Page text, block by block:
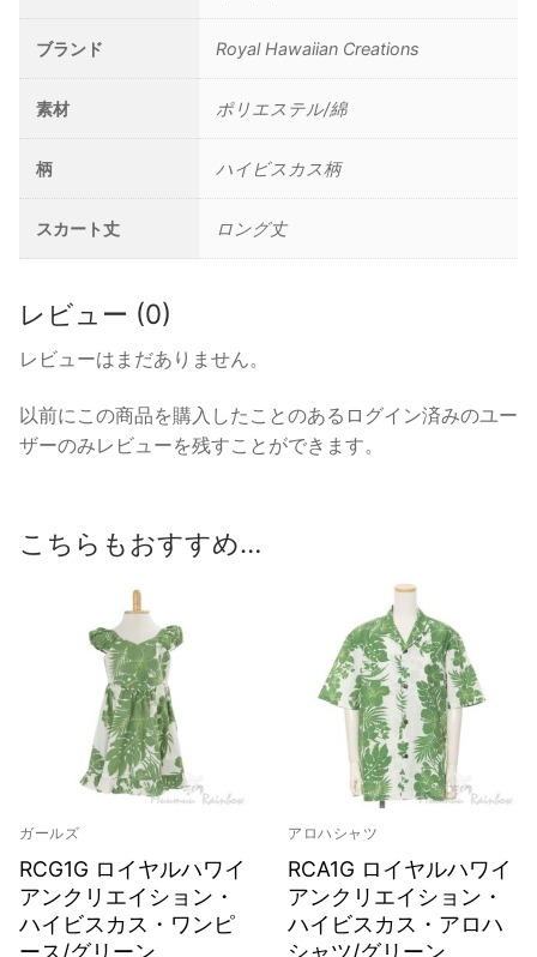
ブランド Royal Hawaiian Creations
素材 ポリエステル/綿
柄 ハイビスカス柄
スカート丈 ロング丈
レビュー (0)
レビューはまだありません。
以前にこの商品を購入したことのあるログイン済みのユー
ザーのみレビューを残すことができます。
こちらもおすすめ…
ガールズ
RCG1G ロイヤルハワイ
アンクリエイション・
ハイビスカス・ワンピ
ース/グリーン
アロハシャツ
RCA1G ロイヤルハワイ
アンクリエイション・
ハイビスカス・アロハ
シャツ/グリーン